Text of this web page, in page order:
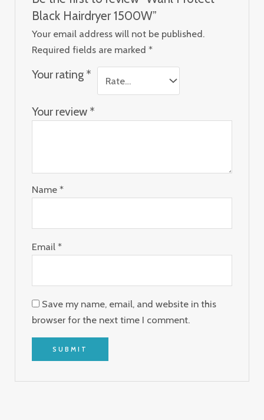
Black Hairdryer 1500W”
Your email address will not be published.
Required fields are marked *
Your rating *
Your review *
Name *
Email *
Save my name, email, and website in this
browser for the next time I comment.